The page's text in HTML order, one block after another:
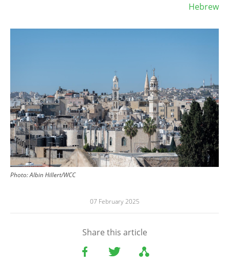
Hebrew
Photo:Albin Hillert/WCC
07 February 2025
Share this article